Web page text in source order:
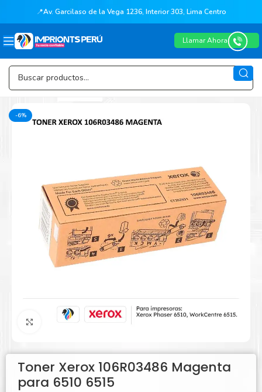
📍Av. Garcilaso de la Vega 1236, Interior 303, Lima Centro
Llamar Ahora
-6%
Agrandar
Toner Xerox 106R03486 Magenta
para 6510 6515